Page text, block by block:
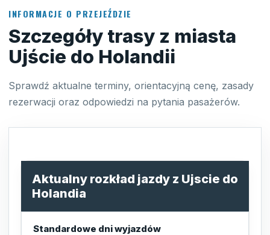
INFORMACJE O PRZEJEŹDZIE
Szczegóły trasy z miasta
Ujście do Holandii
Sprawdź aktualne terminy, orientacyjną cenę, zasady
rezerwacji oraz odpowiedzi na pytania pasażerów.
Aktualny rozkład jazdy z Ujscie do
Holandia
Standardowe dni wyjazdów